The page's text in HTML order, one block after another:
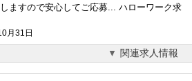
ますので安心してご応募... ハローワーク求
月31日
関連求人情報